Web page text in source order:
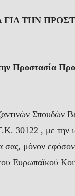
ΤΗΝ
Προστασία
Σπουδών
30122 , με την
μόνον
Ευρωπαϊκού